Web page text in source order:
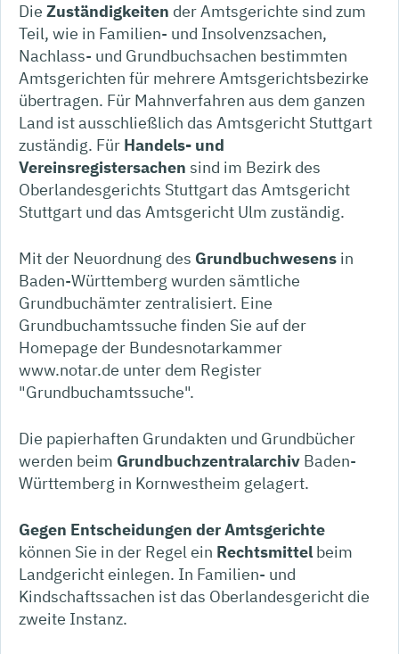
Die Zuständigkeiten der Amtsgerichte sind zum
Teil, wie in Familien- und Insolvenzsachen,
Nachlass- und Grundbuchsachen bestimmten
Amtsgerichten für mehrere Amtsgerichtsbezirke
übertragen. Für Mahnverfahren aus dem ganzen
Land ist ausschließlich das Amtsgericht Stuttgart
zuständig. Für Handels- und
Vereinsregistersachen sind im Bezirk des
Oberlandesgerichts Stuttgart das Amtsgericht
Stuttgart und das Amtsgericht Ulm zuständig.
Mit der Neuordnung des Grundbuchwesens in
Baden-Württemberg wurden sämtliche
Grundbuchämter zentralisiert. Eine
Grundbuchamtssuche finden Sie auf der
Homepage der Bundesnotarkammer
www.notar.de unter dem Register
"Grundbuchamtssuche".
Die papierhaften Grundakten und Grundbücher
werden beim Grundbuchzentralarchiv Baden-
Württemberg in Kornwestheim gelagert.
Gegen Entscheidungen der Amtsgerichte
können Sie in der Regel ein Rechtsmittel beim
Landgericht einlegen. In Familien- und
Kindschaftssachen ist das Oberlandesgericht die
zweite Instanz.